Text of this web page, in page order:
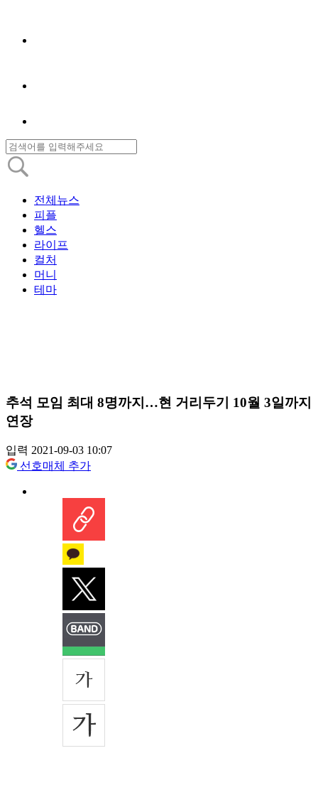
전체뉴스
피플
헬스
라이프
컬처
머니
테마
추석 모임 최대 8명까지…현 거리두기 10월 3일까지
연장
입력 2021-09-03 10:07
선호매체 추가